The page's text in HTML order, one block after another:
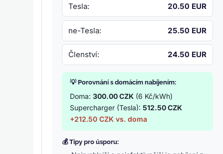
Tesla: 20.50 EUR
ne-Tesla: 25.50 EUR
Členství: 24.50 EUR
💡 Porovnání s domácím nabíjením:
Doma:300.00 CZK (6 Kč/kWh)
Supercharger (Tesla):512.50 CZK
+212.50 CZK vs. doma
💰 Tipy pro úsporu: